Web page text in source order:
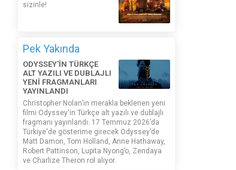
sizinle!
Pek Yakında
ODYSSEY'İN TÜRKÇE
ALT YAZILI VE DUBLAJLI
YENİ FRAGMANLARI
YAYINLANDI
Christopher Nolan’ın merakla beklenen yeni
filmi Odyssey'in Türkçe alt yazılı ve dublajlı
fragmanı yayınlandı. 17 Temmuz 2026’da
Türkiye'de gösterime girecek Odyssey’de
Matt Damon, Tom Holland, Anne Hathaway,
Robert Pattinson, Lupita Nyong’o, Zendaya
ve Charlize Theron rol alıyor.